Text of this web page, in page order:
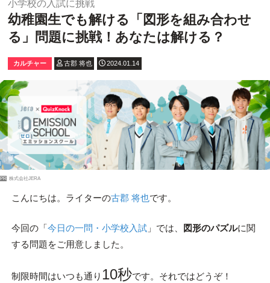
小学校の入試に挑戦
幼稚園生でも解ける「図形を組み合わせ
る」問題に挑戦！あなたは解ける？
カルチャー 古郡 将也 2024.01.14
PR 株式会社JERA
こんにちは。ライターの古郡 将也です。
今回の「今日の一問・小学校入試」では、 図形のパズルに関
する問題をご用意しました。
制限時間はいつも通り 10秒です。それではどうぞ！